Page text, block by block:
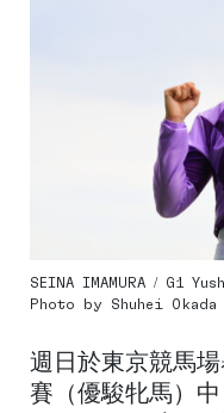
SEINA IMAMURA / G1
Photo by Shuhei Okada
週日於東京競馬
賽（優駿牝馬）